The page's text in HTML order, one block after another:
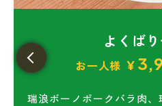
よくば
お一人様 ¥
瑞浪ボーノポークバラ肉